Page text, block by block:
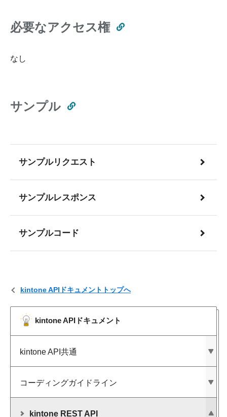
kintone APIドキュメントトップへ
kintone APIドキュメント
kintone API共通
コーディングガイドライン
kintone REST API
必要なアクセス権
なし
サンプル
サンプルリクエスト
サンプルレスポンス
サンプルコード